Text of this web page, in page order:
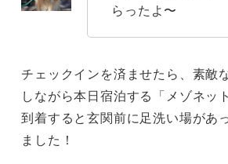
らったよ〜
チェックインを済ませたら、素敵
しながら本日宿泊する「メゾネッ
到着すると玄関前に足洗い場があ
ました！